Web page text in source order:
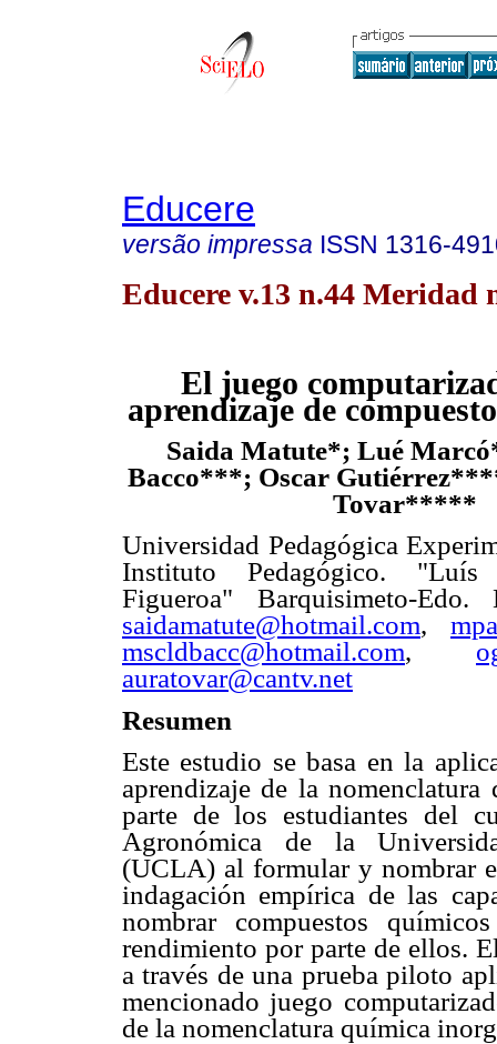
Educere
versão impressa ISSN 1316-
Educere v.13 n.44 Meridad
El juego
aprendizaje de
Saida Matute*; Lué
Bacco***; Oscar
Tovar*****
Universidad Pedagógica
Instituto Pedagógico.
Figueroa" Barquisimeto-Edo.
saidamatute@hotmail.com,
mscldbacc@hotmail.com,
auratovar@cantv.net
Resumen
Este estudio se basa en la
aprendizaje de la
parte de los estudiantes del
Agronómica de la
(UCLA) al formular y nombrar
indagación empírica de las
nombrar compuestos
rendimiento por parte de ellos.
a través de una prueba piloto
mencionado juego
de la nomenclatura química